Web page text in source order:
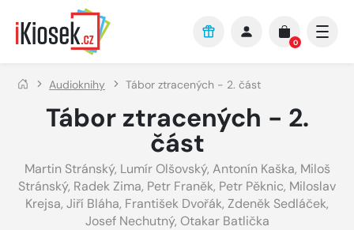
Přejít na hlavní obsah
0
Audioknihy Tábor ztracených - 2. část
Tábor ztracených - 2.
část
Martin Stránský, Lumír Olšovský, Antonín Kaška, Miloš
Stránský, Radek Zima, Petr Franěk, Petr Pěknic, Miloslav
Krejsa, Jiří Bláha, František Dvořák, Zdeněk Sedláček,
Josef Nechutný, Otakar Batlička